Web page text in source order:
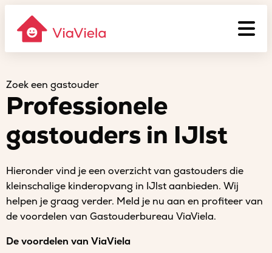
Zoek een gastouder
Professionele
gastouders in IJlst
Hieronder vind je een overzicht van gastouders die
kleinschalige kinderopvang in IJlst aanbieden. Wij
helpen je graag verder. Meld je nu aan en profiteer van
de voordelen van Gastouderbureau ViaViela.
De voordelen van ViaViela